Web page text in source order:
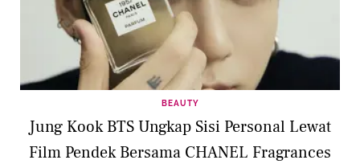
BEAUTY
Jung Kook BTS Ungkap Sisi Personal Lewat
Film Pendek Bersama CHANEL Fragrances